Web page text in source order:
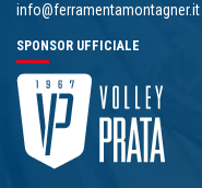
info@ferramentamontagner.it
SPONSOR UFFICIALE